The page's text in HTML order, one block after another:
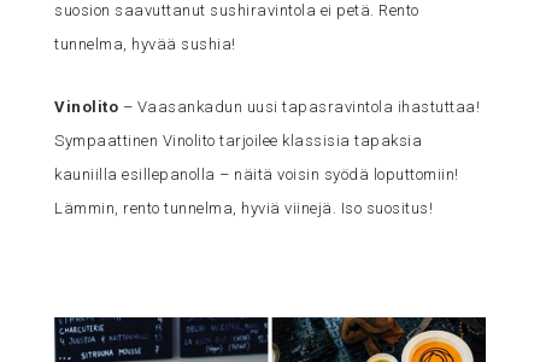
suosion saavuttanut sushiravintola ei petä. Rento
tunnelma, hyvää sushia!
Vinolito – Vaasankadun uusi tapasravintola ihastuttaa!
Sympaattinen Vinolito tarjoilee klassisia tapaksia
kauniilla esillepanolla – näitä voisin syödä loputtomiin!
Lämmin, rento tunnelma, hyviä viinejä. Iso suositus!